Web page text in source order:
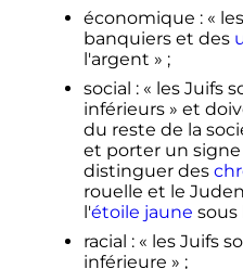
économique : «
banquiers et des
l'argent » ;
social : « les Juifs
inférieurs » et
du reste de la
et porter un
distinguer des
rouelle et le
l'étoile jaune sous
racial : « les Juifs
inférieure » ;